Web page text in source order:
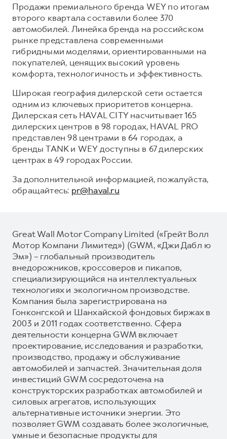
Продажи премиального бренда WEY по итогам
второго квартала составили более 370
автомобилей. Линейка бренда на российском
рынке представлена современными
гибридными моделями, ориентированными на
покупателей, ценящих высокий уровень
комфорта, технологичность и эффективность.
Широкая география дилерской сети остается
одним из ключевых приоритетов концерна.
Дилерская сеть HAVAL CITY насчитывает 165
дилерских центров в 98 городах, HAVAL PRO
представлен 98 центрами в 64 городах, а
бренды TANK и WEY доступны в 67 дилерских
центрах в 49 городах России.
За дополнительной информацией, пожалуйста,
обращайтесь: pr@haval.ru
Great Wall Motor Company Limited («Грейт Волл
Мотор Компани Лимитед») (GWM, «Джи Дабл ю
Эм») – глобальный производитель
внедорожников, кроссоверов и пикапов,
специализирующийся на интеллектуальных
технологиях и экологичном производстве.
Компания была зарегистрирована на
Гонконгской и Шанхайской фондовых биржах в
2003 и 2011 годах соответственно. Сфера
деятельности концерна GWM включает
проектирование, исследования и разработки,
производство, продажу и обслуживание
автомобилей и запчастей. Значительная доля
инвестиций GWM сосредоточена на
конструкторских разработках автомобилей и
силовых агрегатов, использующих
альтернативные источники энергии. Это
позволяет GWM создавать более экологичные,
умные и безопасные продукты для